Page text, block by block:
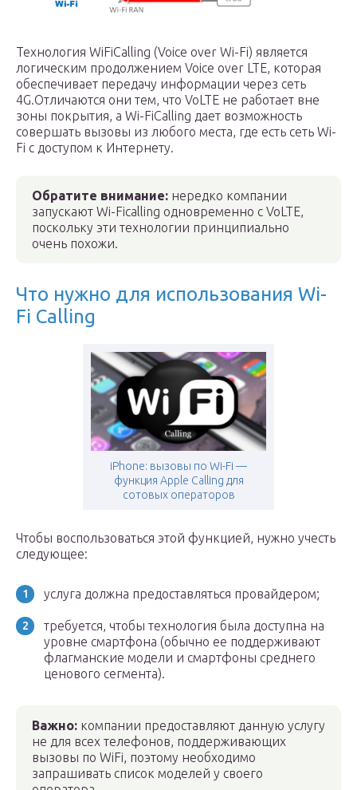
Технология WiFiCalling (Voice over Wi-Fi) является
логическим продолжением Voice over LTE, которая
обеспечивает передачу информации через сеть
4G.Отличаются они тем, что VoLTE не работает вне
зоны покрытия, а Wi-FiCalling дает возможность
совершать вызовы из любого места, где есть сеть Wi-
Fi с доступом к Интернету.
Обратите внимание: нередко компании
запускают Wi-Ficalling одновременно с VoLTE,
поскольку эти технологии принципиально
очень похожи.
Что нужно для использования Wi-
Fi Calling
iPhone: вызовы по Wi-Fi —
функция Apple Calling для
сотовых операторов
Чтобы воспользоваться этой функцией, нужно учесть
следующее:
услуга должна предоставляться провайдером;
требуется, чтобы технология была доступна на
уровне смартфона (обычно ее поддерживают
флагманские модели и смартфоны среднего
ценового сегмента).
Важно: компании предоставляют данную услугу
не для всех телефонов, поддерживающих
вызовы по WiFi, поэтому необходимо
запрашивать список моделей у своего